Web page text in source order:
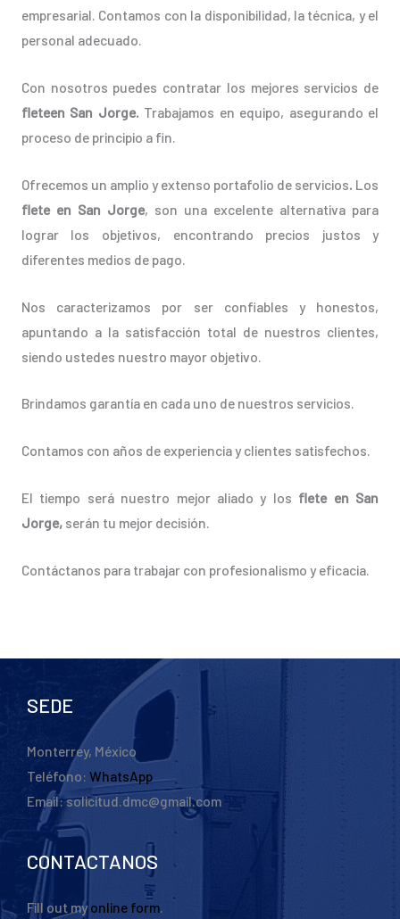
empresarial. Contamos con la disponibilidad, la técnica, y el
personal adecuado.
Con nosotros puedes contratar los mejores servicios de
fleteen San Jorge. Trabajamos en equipo, asegurando el
proceso de principio a fin.
Ofrecemos un amplio y extenso portafolio de servicios. Los
flete en San Jorge, son una excelente alternativa para
lograr los objetivos, encontrando precios justos y
diferentes medios de pago.
Nos caracterizamos por ser confiables y honestos,
apuntando a la satisfacción total de nuestros clientes,
siendo ustedes nuestro mayor objetivo.
Brindamos garantía en cada uno de nuestros servicios.
Contamos con años de experiencia y clientes satisfechos.
El tiempo será nuestro mejor aliado y los flete en San
Jorge, serán tu mejor decisión.
Contáctanos para trabajar con profesionalismo y eficacia.
SEDE
Monterrey, México
Teléfono: WhatsApp
Email: solicitud.dmc@gmail.com
CONTACTANOS
Fill out my online form.